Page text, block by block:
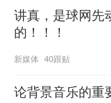
讲真，是球网先
的！！！
新媒体 40跟贴
论背景音乐的重